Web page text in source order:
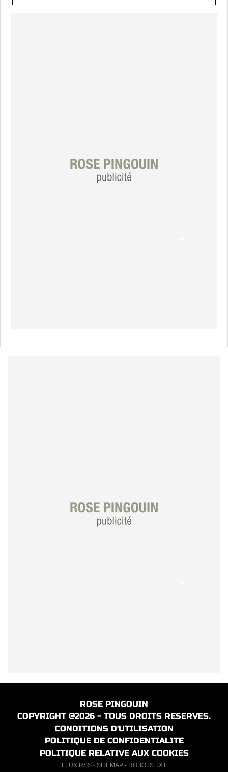
ROSE PINGOUIN
COPYRIGHT @2026 - TOUS DROITS RESERVES.
CONDITIONS D'UTILISATION
POLITIQUE DE CONFIDENTIALITE
POLITIQUE RELATIVE AUX COOKIES
FLUX RSS - SITEMAP - ROBOTS.TXT